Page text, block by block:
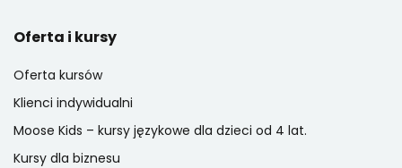
Oferta i kursy
Oferta kursów
Klienci indywidualni
Moose Kids – kursy językowe dla dzieci od 4 lat.
Kursy dla biznesu